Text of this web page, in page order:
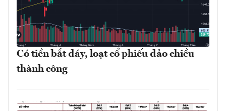
Có tiền bắt đáy, loạt cổ phiếu đảo chiều
thành công